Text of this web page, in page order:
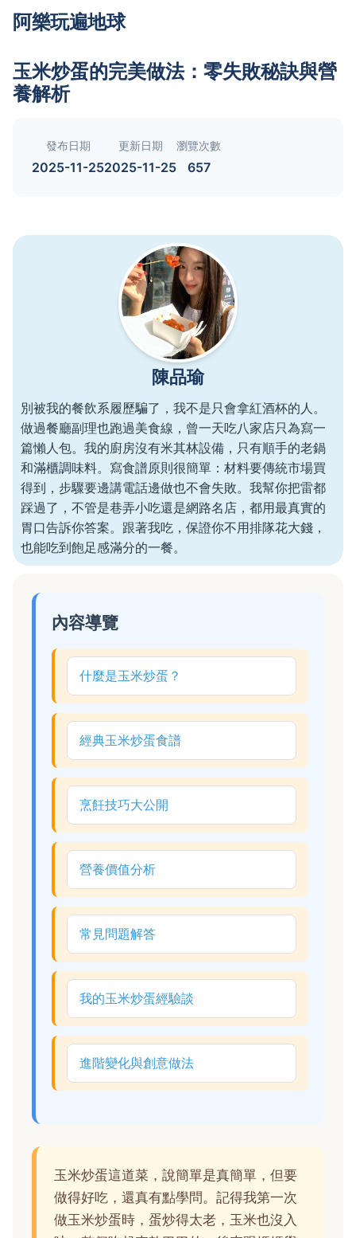
阿樂玩遍地球
玉米炒蛋的完美做法：零失敗秘訣與營
養解析
發布日期
2025-11-25
更新日期
2025-11-25
瀏覽次數
657
陳品瑜
別被我的餐飲系履歷騙了，我不是只會拿紅酒杯的人。
做過餐廳副理也跑過美食線，曾一天吃八家店只為寫一
篇懶人包。我的廚房沒有米其林設備，只有順手的老鍋
和滿櫃調味料。寫食譜原則很簡單：材料要傳統市場買
得到，步驟要邊講電話邊做也不會失敗。我幫你把雷都
踩過了，不管是巷弄小吃還是網路名店，都用最真實的
胃口告訴你答案。跟著我吃，保證你不用排隊花大錢，
也能吃到飽足感滿分的一餐。
內容導覽
什麼是玉米炒蛋？
經典玉米炒蛋食譜
烹飪技巧大公開
營養價值分析
常見問題解答
我的玉米炒蛋經驗談
進階變化與創意做法
玉米炒蛋這道菜，說簡單是真簡單，但要
做得好吃，還真有點學問。記得我第一次
做玉米炒蛋時，蛋炒得太老，玉米也沒入